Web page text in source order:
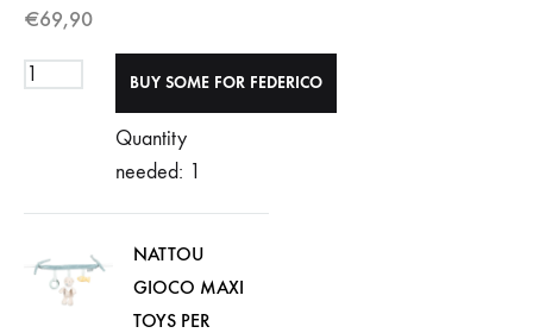
€69,90
Quantity
needed: 1
NATTOU
GIOCO MAXI
TOYS PER